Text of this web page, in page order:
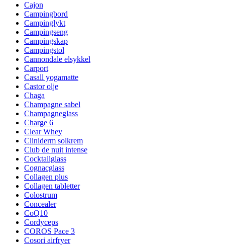
Cajon
Campingbord
Campinglykt
Campingseng
Campingskap
Campingstol
Cannondale elsykkel
Carport
Casall yogamatte
Castor olje
Chaga
Champagne sabel
Champagneglass
Charge 6
Clear Whey
Cliniderm solkrem
Club de nuit intense
Cocktailglass
Cognacglass
Collagen plus
Collagen tabletter
Colostrum
Concealer
CoQ10
Cordyceps
COROS Pace 3
Cosori airfryer